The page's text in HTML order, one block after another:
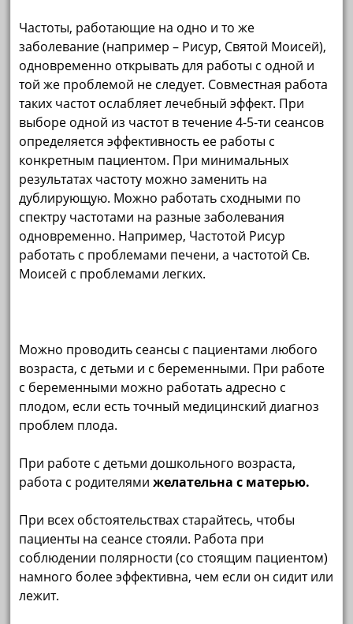
Частоты, работающие на одно и то же
заболевание (например – Рисур, Святой Моисей),
одновременно открывать для работы с одной и
той же проблемой не следует. Совместная работа
таких частот ослабляет лечебный эффект. При
выборе одной из частот в течение 4-5-ти сеансов
определяется эффективность ее работы с
конкретным пациентом. При минимальных
результатах частоту можно заменить на
дублирующую. Можно работать сходными по
спектру частотами на разные заболевания
одновременно. Например, Частотой Рисур
работать с проблемами печени, а частотой Св.
Моисей с проблемами легких.
Можно проводить сеансы с пациентами любого
возраста, с детьми и с беременными. При работе
с беременными можно работать адресно с
плодом, если есть точный медицинский диагноз
проблем плода.
При работе с детьми дошкольного возраста,
работа с родителямижелательна с матерью.
При всех обстоятельствах старайтесь, чтобы
пациенты на сеансе стояли. Работа при
соблюдении полярности (со стоящим пациентом)
намного более эффективна, чем если он сидит или
лежит.